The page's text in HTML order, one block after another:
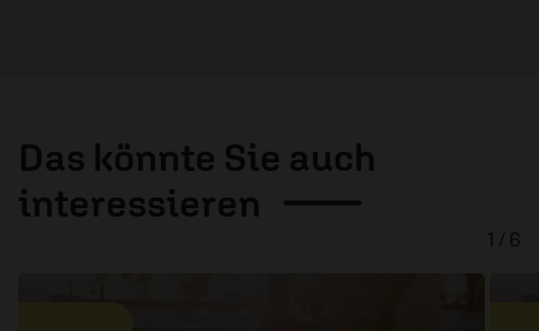
Das könnte Sie auch
interessieren
1 / 6